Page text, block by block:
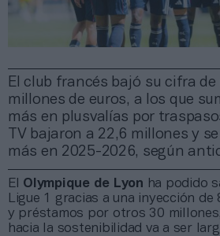
El club francés bajó su cifra de
millones de euros, a los que
más en plusvalías por
TV bajaron a 22,6 millones y
más en 2025-2026, según
El Olympique de Lyon ha podido
Ligue 1 gracias a una inyección
y préstamos por otros 30
hacia la sostenibilidad va a ser